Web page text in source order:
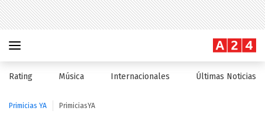
Rating Música Internacionales Últimas Noticias
Primicias YA PrimiciasYA